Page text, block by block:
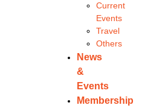
Current
Events
Travel
Others
News
&
Events
Membership